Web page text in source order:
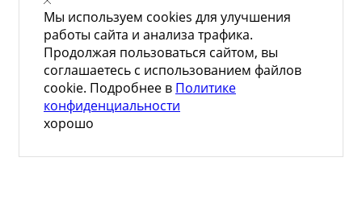
Мы используем cookies для улучшения
работы сайта и анализа трафика.
Продолжая пользоваться сайтом, вы
соглашаетесь с использованием файлов
cookie. Подробнее в Политике
конфиденциальности
хорошо